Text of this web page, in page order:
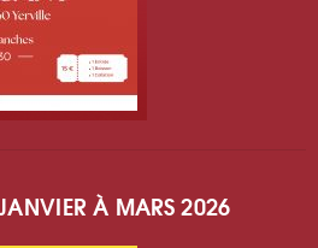
À MARS 2026